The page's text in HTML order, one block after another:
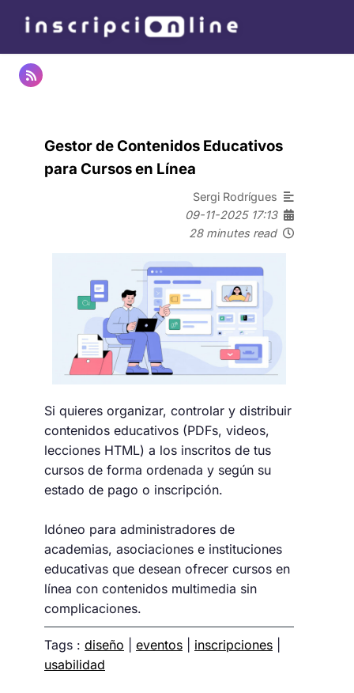
Gestor de Contenidos Educativos
para Cursos en Línea
Sergi Rodrígues
09-11-2025 17:13
28 minutes read
Si quieres organizar, controlar y distribuir
contenidos educativos (PDFs, videos,
lecciones HTML) a los inscritos de tus
cursos de forma ordenada y según su
estado de pago o inscripción.
Idóneo para administradores de
academias, asociaciones e instituciones
educativas que desean ofrecer cursos en
línea con contenidos multimedia sin
complicaciones.
Tags : diseño eventos inscripciones
usabilidad